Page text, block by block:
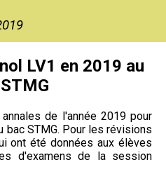
LV1 en 2019 au
de l'année 2019 pour
bac STMG. Pour les révisions
ont été données aux élèves
d'examens de la session